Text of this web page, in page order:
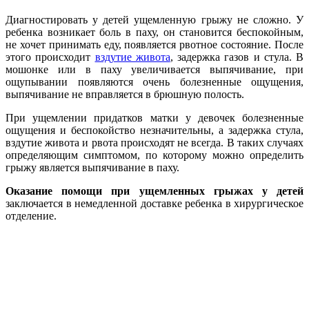
Диагностировать у детей ущемленную грыжу не сложно. У
ребенка возникает боль в паху, он становится беспокойным,
не хочет принимать еду, появляется рвотное состояние. После
этого происходит вздутие живота, задержка газов и стула. В
мошонке или в паху увеличивается выпячивание, при
ощупывании появляются очень болезненные ощущения,
выпячивание не вправляется в брюшную полость.
При ущемлении придатков матки у девочек болезненные
ощущения и беспокойство незначительны, а задержка стула,
вздутие живота и рвота происходят не всегда. В таких случаях
определяющим симптомом, по которому можно определить
грыжу является выпячивание в паху.
Оказание помощи при ущемленных грыжах у детей
заключается в немедленной доставке ребенка в хирургическое
отделение.